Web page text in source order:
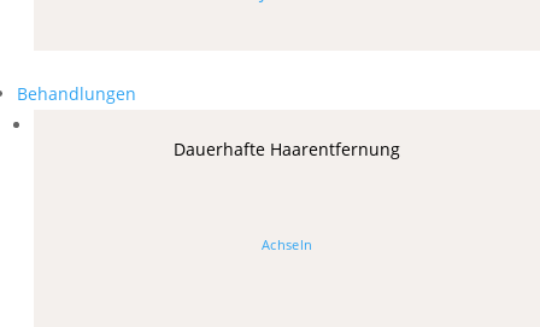
Behandlungen
Dauerhafte Haarentfernung
Achseln